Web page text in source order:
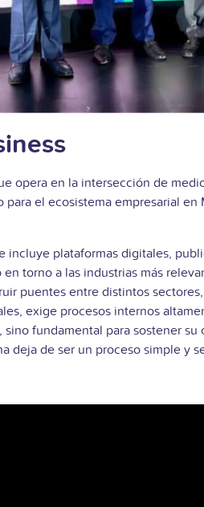
opera en la intersección de
el ecosistema empresarial en
plataformas digitales,
torno a las industrias más
puentes entre distintos
exige procesos internos
fundamental para sostener
deja de ser un proceso simple y